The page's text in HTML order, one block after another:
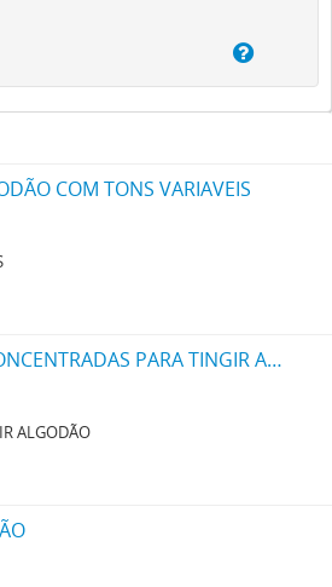
COM TONS VARIAVEIS
UM NOVO PROCESSO PARA A FABRICAÇÃO DE MATERIAS CORANTES ROSAS E ESCARLATES ALTAMENTE CONCENTRADAS PARA TINGIR ALGODÃO
ALGODÃO